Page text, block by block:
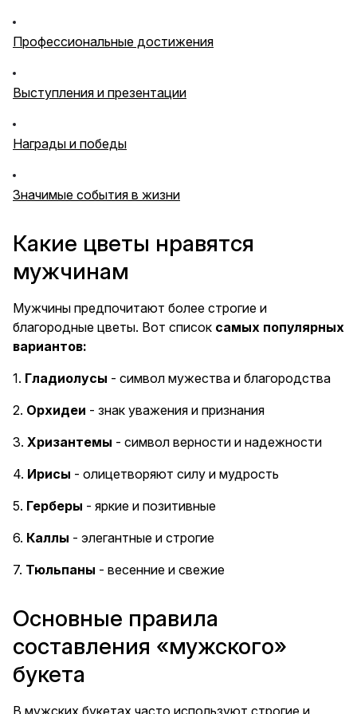
Профессиональные достижения
Выступления и презентации
Награды и победы
Значимые события в жизни
Какие цветы нравятся
мужчинам
Мужчины предпочитают более строгие и
благородные цветы. Вот список самых популярных
вариантов:
1. Гладиолусы - символ мужества и благородства
2. Орхидеи - знак уважения и признания
3. Хризантемы - символ верности и надежности
4. Ирисы - олицетворяют силу и мудрость
5. Герберы - яркие и позитивные
6. Каллы - элегантные и строгие
7. Тюльпаны - весенние и свежие
Основные правила
составления «мужского»
букета